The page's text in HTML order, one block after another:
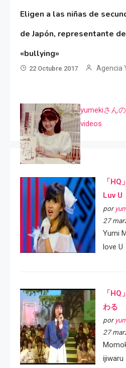
Eligen a las niñas de
de Japón, representante
«bullying»
22 Octubre 2017 Agencia
yumekiさん
videos
「
Luv
por
27
Yumi
love U
「
わる
por
27
ijiwaru